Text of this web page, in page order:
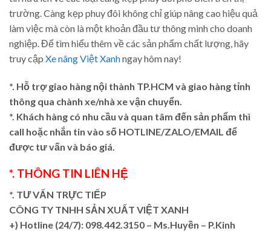
trường. Càng kẹp phuy đôi không chỉ giúp nâng cao hiệu quả
làm việc mà còn là một khoản đầu tư thông minh cho doanh
nghiệp. Để tìm hiểu thêm về các sản phẩm chất lượng, hãy
truy cập Xe nâng Việt Xanhngay hôm nay!
*. Hỗ trợ giao hàng nội thành TP.HCM và giao hàng tỉnh
thông qua chành xe/nhà xe vận chuyển.
*. Khách hàng có nhu cầu và quan tâm đến sản phẩm thì
call hoặc nhắn tin vào số HOTLINE/ZALO/EMAIL để
được tư vấn và báo giá.
*. THÔNG TIN LIÊN HỆ
*. TƯ VẤN TRỰC TIẾP
CÔNG TY TNHH SẢN XUẤT VIỆT XANH
+) Hotline (24/7): 098.442.3150 – Ms.Huyền – P.Kinh